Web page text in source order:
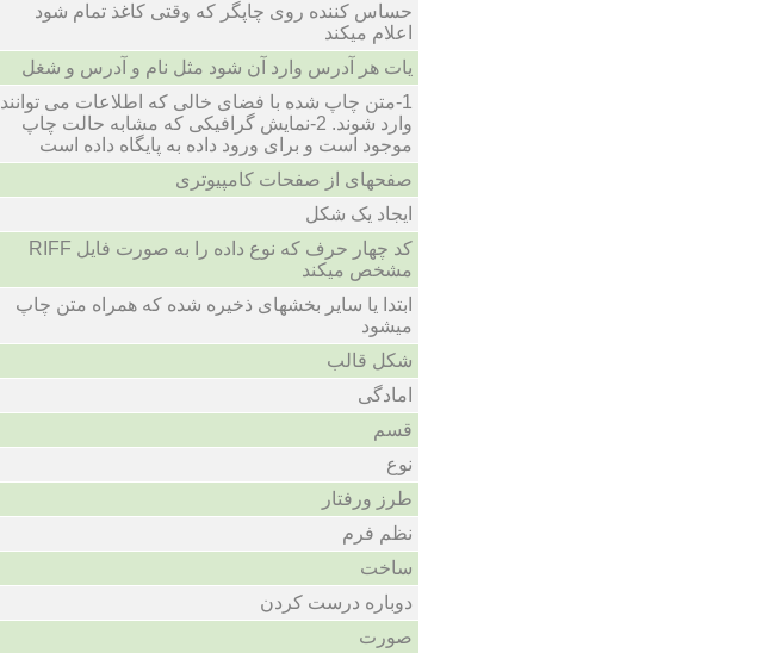
حساس کننده روی چاپگر که وقتی کاغذ تمام شود
اعلام میکند
یات هر آدرس وارد آن شود مثل نام و آدرس و شغل
1-متن چاپ شده با فضای خالی که اطلاعات می توانند
وارد شوند. 2-نمایش گرافیکی که مشابه حالت چاپ
موجود است و برای ورود داده به پایگاه داده است
صفحهای از صفحات کامپیوتری
ایجاد یک شکل
کد چهار حرف که نوع داده را به صورت فایل RIFF
مشخص میکند
ابتدا یا سایر بخشهای ذخیره شده که همراه متن چاپ
میشود
شکل قالب
امادگی
قسم
نوع
طرز ورفتار
نظم فرم
ساخت
دوباره درست کردن
صورت